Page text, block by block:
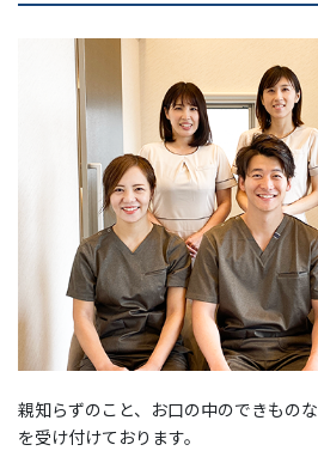
親知らずのこと、お口の中のできもの
を受け付けております。